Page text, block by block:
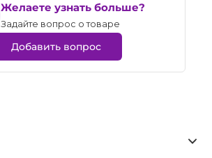
Желаете узнать больше?
Задайте вопрос о товаре
Добавить вопрос